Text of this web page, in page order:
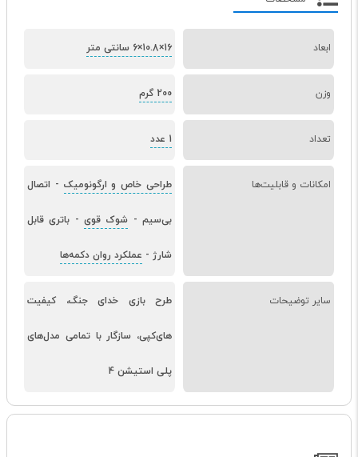
ابعاد 16×10.8×6 سانتی متر
وزن 200 گرم
تعداد 1 عدد
امکانات و قابلیت‌ها طراحی خاص و ارگونومیک - اتصال
بی‌سیم- شوک قوی- باتری قابل
شارژ - عملکرد روان دکمه‌ها
سایر توضیحات طرح بازی خدای جنگ، کیفیت
های‌کپی، سازگار با تمامی مدل‌های
پلی استیشن 4